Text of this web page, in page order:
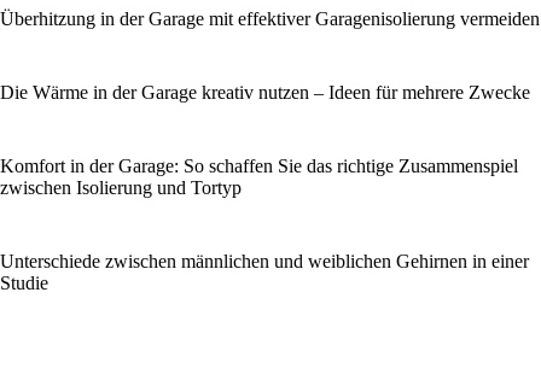
Überhitzung in der Garage mit effektiver Garagenisolierung vermeiden
Die Wärme in der Garage kreativ nutzen – Ideen für mehrere Zwecke
Komfort in der Garage: So schaffen Sie das richtige Zusammenspiel
zwischen Isolierung und Tortyp
Unterschiede zwischen männlichen und weiblichen Gehirnen in einer
Studie